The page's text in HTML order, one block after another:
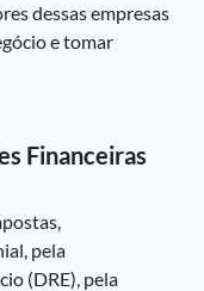
dessas empresas
e tomar
Financeiras
pela
(DRE), pela